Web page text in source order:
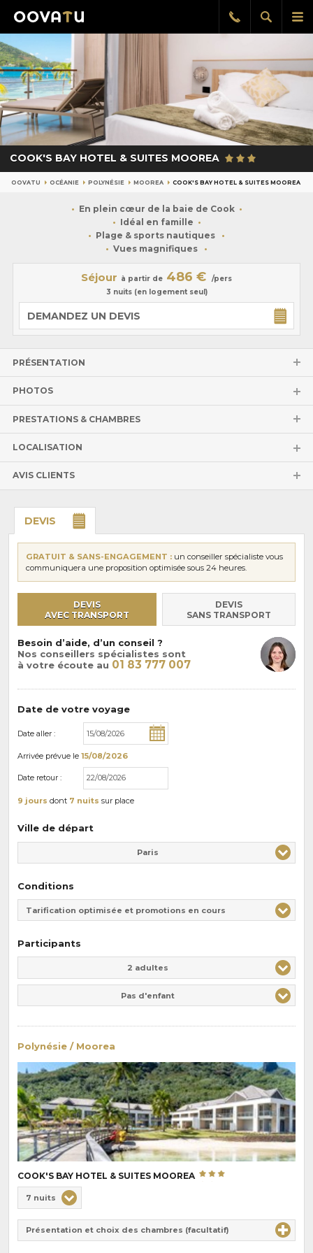
le
Afficher
la
Rappel
gratuit
COOK'S BAY HOTEL & SUITES MOOREA
OOVATU OCÉANIE POLYNÉSIE MOOREA COOK'S BAY HOTEL & SUITES MOOREA
En plein cœur de la baie de Cook
Idéal en famille
Plage & sports nautiques
Vues magnifiques
Séjour à partir de 486 €
/pers
3 nuits (en logement seul)
DEMANDEZ UN DEVIS
PRÉSENTATION
PHOTOS
PRESTATIONS & CHAMBRES
LOCALISATION
AVIS CLIENTS
DEVIS
GRATUIT & SANS-ENGAGEMENT : un conseiller spécialiste vous
communiquera une proposition optimisée sous 24 heures.
DEVIS
AVEC TRANSPORT
DEVIS
SANS TRANSPORT
Besoin d’aide, d’un conseil ?
Nos conseillers spécialistes sont
à votre écoute au 01 83 777 007
Date de votre voyage
Date aller :
Arrivée prévue le 15/08/2026
Date retour :
9 jours dont 7 nuits sur place
Ville de départ
Paris
Conditions
Tarification optimisée et promotions en cours
Participants
2 adultes
Pas d'enfant
Polynésie / Moorea
COOK'S BAY HOTEL & SUITES MOOREA
de
pension
Durée
7 nuits
Présentation et choix des chambres (facultatif)